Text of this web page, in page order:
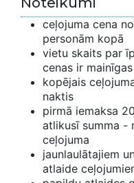
ceļojuma cena
personām kopā
vietu skaits par
cenas ir mainīgas
kopējais
naktis
pirmā iemaksa
atlikusī summa -
ceļojuma
jaunlaulātajiem
atlaide